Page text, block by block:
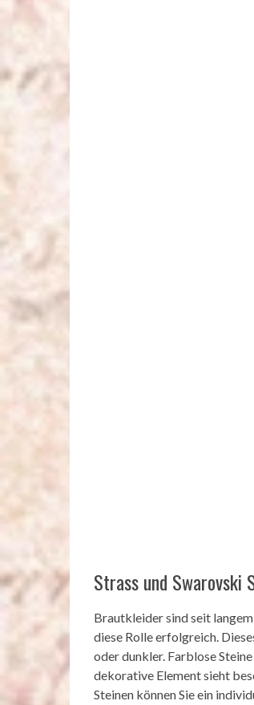
Strass und Swarovski
Brautkleider sind seit
diese Rolle erfolgreich.
oder dunkler. Farblose
dekorative Element sieht
Steinen können Sie ein